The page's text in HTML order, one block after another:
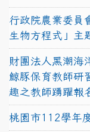
行政院農業委員
生物方程式」主
財團法人黑潮海
鯨豚保育教師
趣之教師踴躍報
桃園市112學年